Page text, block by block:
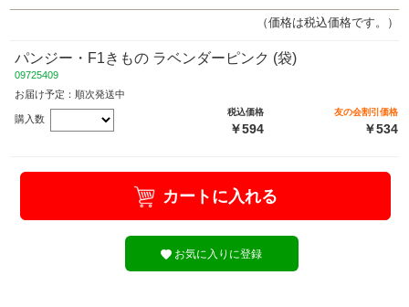
（価格は税込価格です。）
パンジー・F1きもの ラベンダーピンク (袋)
09725409
お届け予定：順次発送中
購入数
税込価格
￥594
友の会割引価格
￥534
カートに入れる
お気に入りに登録